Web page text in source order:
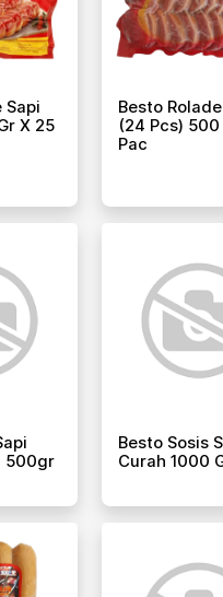
Sapi
X 25
Besto
(24 Pcs) 500
Pac
500gr
Besto Sosis
Curah 1000